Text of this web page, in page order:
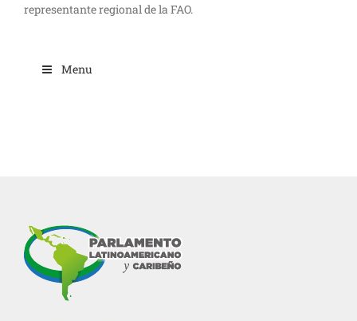
representante regional de la FAO.
Menu